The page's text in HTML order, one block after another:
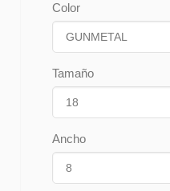
Color
Tamaño
Ancho